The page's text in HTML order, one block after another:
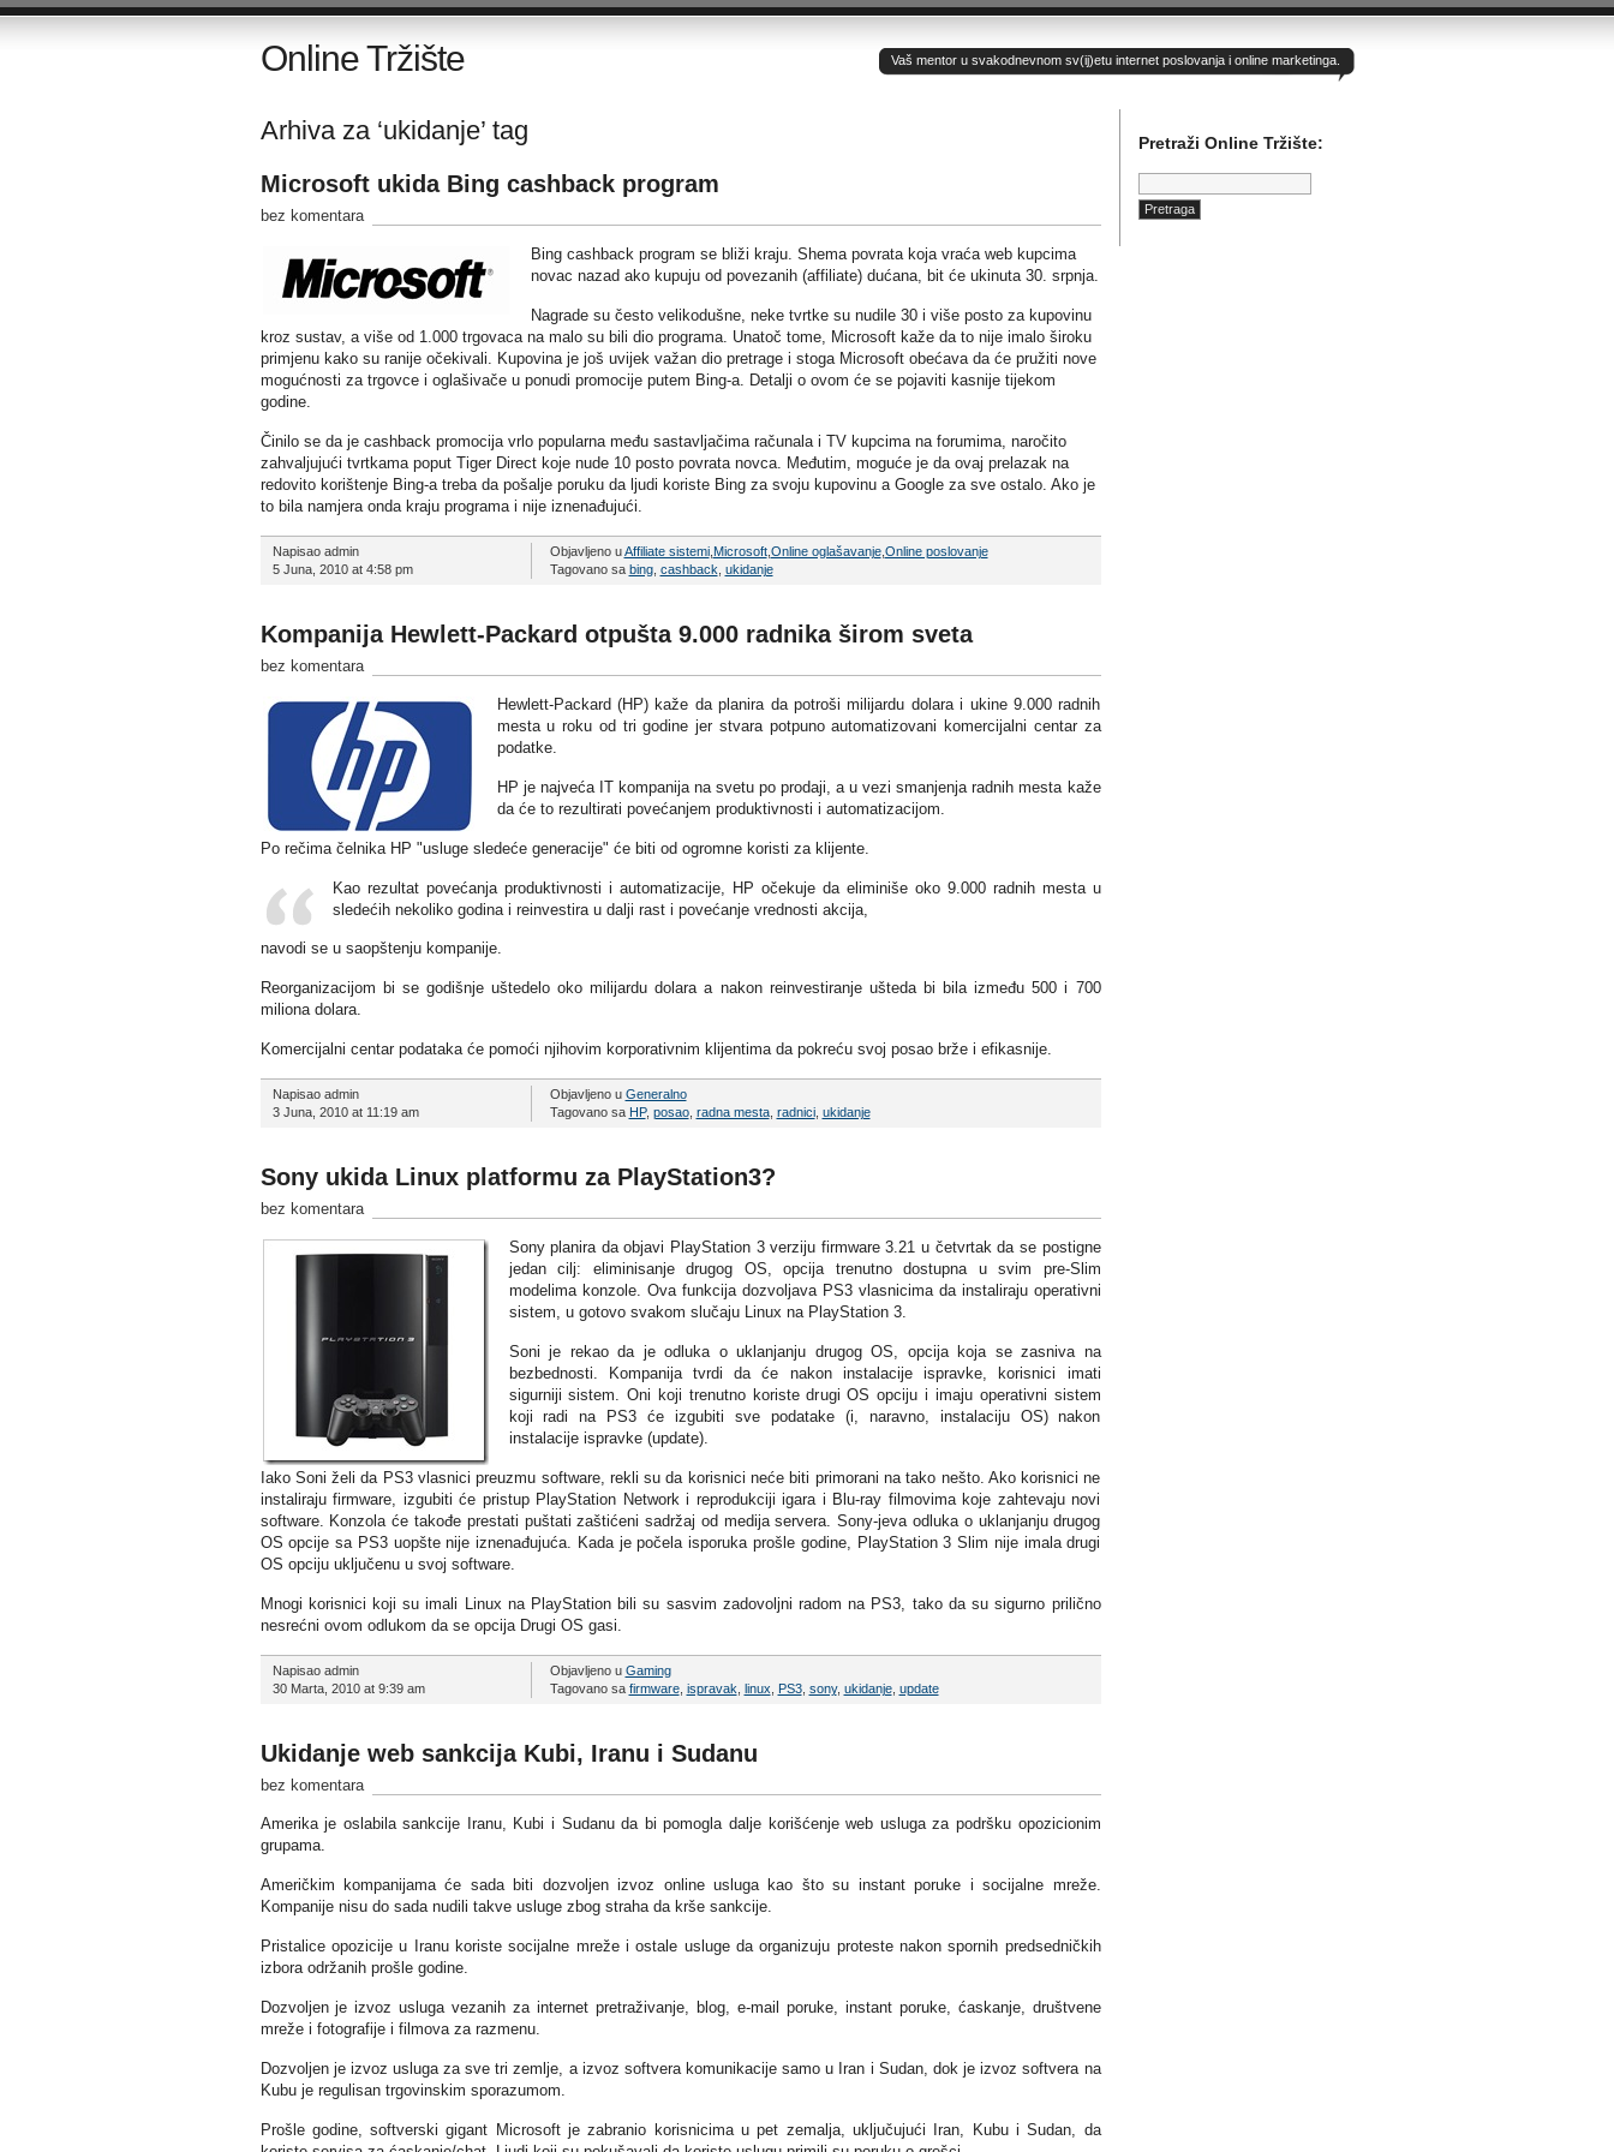
Online Tržište Vaš mentor u svakodnevnom sv(ij)etu internet poslovanja i online marketinga.
Arhiva za ‘ukidanje’ tag
Microsoft ukida Bing cashback program
bez komentara
Bing cashback program se bliži kraju. Shema povrata koja vraća web kupcima
novac nazad ako kupuju od povezanih (affiliate) dućana, bit će ukinuta 30. srpnja.
Nagrade su često velikodušne, neke tvrtke su nudile 30 i više posto za kupovinu
kroz sustav, a više od 1.000 trgovaca na malo su bili dio programa. Unatoč tome, Microsoft kaže da to nije imalo široku
primjenu kako su ranije očekivali. Kupovina je još uvijek važan dio pretrage i stoga Microsoft obećava da će pružiti nove
mogućnosti za trgovce i oglašivače u ponudi promocije putem Bing-a. Detalji o ovom će se pojaviti kasnije tijekom
godine.
Činilo se da je cashback promocija vrlo popularna među sastavljačima računala i TV kupcima na forumima, naročito
zahvaljujući tvrtkama poput Tiger Direct koje nude 10 posto povrata novca. Međutim, moguće je da ovaj prelazak na
redovito korištenje Bing-a treba da pošalje poruku da ljudi koriste Bing za svoju kupovinu a Google za sve ostalo. Ako je
to bila namjera onda kraju programa i nije iznenađujući.
Napisao admin
5 Juna, 2010 at 4:58 pm
Objavljeno uAffiliate sistemi, Microsoft, Online oglašavanje, Online poslovanje
Tagovano sa bing, cashback ukidanje
Kompanija Hewlett-Packard otpušta 9.000 radnika širom sveta
bez komentara
Hewlett-Packard (HP) kaže da planira da potroši milijardu dolara i ukine 9.000 radnih
mesta u roku od tri godine jer stvara potpuno automatizovani komercijalni centar za
podatke.
HP je najveća IT kompanija na svetu po prodaji, a u vezi smanjenja radnih mesta kaže
da će to rezultirati povećanjem produktivnosti i automatizacijom.
Po rečima čelnika HP "usluge sledeće generacije" će biti od ogromne koristi za klijente.
Kao rezultat povećanja produktivnosti i automatizacije, HP očekuje da eliminiše oko 9.000 radnih mesta u
sledećih nekoliko godina i reinvestira u dalji rast i povećanje vrednosti akcija,
navodi se u saopštenju kompanije.
Reorganizacijom bi se godišnje uštedelo oko milijardu dolara a nakon reinvestiranje ušteda bi bila između 500 i 700
miliona dolara.
Komercijalni centar podataka će pomoći njihovim korporativnim klijentima da pokreću svoj posao brže i efikasnije.
Napisao admin
3 Juna, 2010 at 11:19 am
Objavljeno u Generalno
Tagovano sa HP, posao, radna mesta, radnici, ukidanje
Sony ukida Linux platformu za PlayStation3?
bez komentara
Sony planira da objavi PlayStation 3 verziju firmware 3.21 u četvrtak da se postigne
jedan cilj: eliminisanje drugog OS, opcija trenutno dostupna u svim pre-Slim
modelima konzole. Ova funkcija dozvoljava PS3 vlasnicima da instaliraju operativni
sistem, u gotovo svakom slučaju Linux na PlayStation 3.
Soni je rekao da je odluka o uklanjanju drugog OS, opcija koja se zasniva na
bezbednosti. Kompanija tvrdi da će nakon instalacije ispravke, korisnici imati
sigurniji sistem. Oni koji trenutno koriste drugi OS opciju i imaju operativni sistem
koji radi na PS3 će izgubiti sve podatake (i, naravno, instalaciju OS) nakon
instalacije ispravke (update).
Iako Soni želi da PS3 vlasnici preuzmu software, rekli su da korisnici neće biti primorani na tako nešto. Ako korisnici ne
instaliraju firmware, izgubiti će pristup PlayStation Network i reprodukciji igara i Blu-ray filmovima koje zahtevaju novi
software. Konzola će takođe prestati puštati zaštićeni sadržaj od medija servera. Sony-jeva odluka o uklanjanju drugog
OS opcije sa PS3 uopšte nije iznenađujuća. Kada je počela isporuka prošle godine, PlayStation 3 Slim nije imala drugi
OS opciju uključenu u svoj software.
Mnogi korisnici koji su imali Linux na PlayStation bili su sasvim zadovoljni radom na PS3, tako da su sigurno prilično
nesrećni ovom odlukom da se opcija Drugi OS gasi.
Napisao admin
30 Marta, 2010 at 9:39 am
Objavljeno u Gaming
Tagovano sa firmware, ispravak linux PS3, sony, ukidanje, update
Ukidanje web sankcija Kubi, Iranu i Sudanu
bez komentara
Amerika je oslabila sankcije Iranu, Kubi i Sudanu da bi pomogla dalje korišćenje web usluga za podršku opozicionim
grupama.
Američkim kompanijama će sada biti dozvoljen izvoz online usluga kao što su instant poruke i socijalne mreže.
Kompanije nisu do sada nudili takve usluge zbog straha da krše sankcije.
Pristalice opozicije u Iranu koriste socijalne mreže i ostale usluge da organizuju proteste nakon spornih predsedničkih
izbora održanih prošle godine.
Dozvoljen je izvoz usluga vezanih za internet pretraživanje, blog, e-mail poruke, instant poruke, ćaskanje, društvene
mreže i fotografije i filmova za razmenu.
Dozvoljen je izvoz usluga za sve tri zemlje, a izvoz softvera komunikacije samo u Iran i Sudan, dok je izvoz softvera na
Kubu je regulisan trgovinskim sporazumom.
Prošle godine, softverski gigant Microsoft je zabranio korisnicima u pet zemalja, uključujući Iran, Kubu i Sudan, da
Pretraži Online Tržište:
Pretraga: